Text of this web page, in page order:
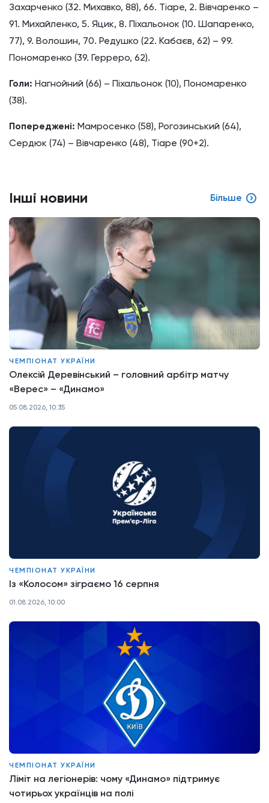
Захарченко (32. Михавко, 88), 66. Тіаре, 2. Вівчаренко –
91. Михайленко, 5. Яцик, 8. Пiхальонок (10. Шапаренко,
77), 9. Волошин, 70. Редушко (22. Кабаєв, 62) – 99.
Пономаренко (39. Герреро, 62).
Голи: Нагнойний (66) – Піхальонок (10), Пономаренко
(38).
Попереджені: Мамросенко (58), Рогозинський (64),
Сердюк (74) – Вівчаренко (48), Тіаре (90+2).
Інші новини Більше
ЧЕМПІОНАТ УКРАЇНИ
Олексій Деревінський – головний арбітр матчу
«Верес» – «Динамо»
05.08.2026, 10:35
ЧЕМПІОНАТ УКРАЇНИ
Із «Колосом» зіграємо 16 серпня
01.08.2026, 10:00
ЧЕМПІОНАТ УКРАЇНИ
Ліміт на легіонерів: чому «Динамо» підтримує
чотирьох українців на полі